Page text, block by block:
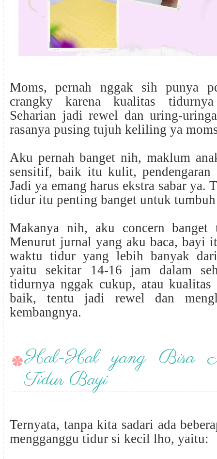
Moms, pernah nggak sih punya
crangky karena kualitas
Seharian jadi rewel dan uring-
rasanya pusing tujuh keliling ya
Aku pernah banget nih, maklum
sensitif, baik itu kulit, pendengaran
Jadi ya emang harus ekstra sabar ya.
tidur itu penting banget untuk
Makanya nih, aku concern
Menurut jurnal yang aku baca, bayi
waktu tidur yang lebih banyak
yaitu sekitar 14-16 jam dalam
tidurnya nggak cukup, atau
baik, tentu jadi rewel dan
kembangnya.
Hal-Hal yang Bisa
Tidur Bayi
Ternyata, tanpa kita sadari ada
mengganggu tidur si kecil lho, yaitu: